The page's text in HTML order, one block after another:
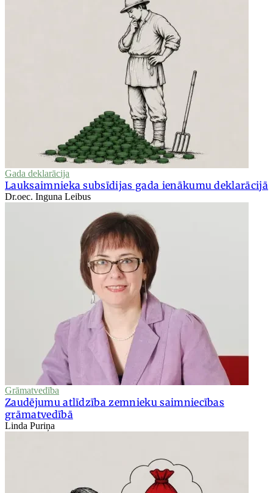
Gada deklarācija
Lauksaimnieka subsīdijas gada ienākumu deklarācijā
Dr.oec. Inguna Leibus
Grāmatvedība
Zaudējumu atlīdzība zemnieku saimniecības
grāmatvedībā
Linda Puriņa